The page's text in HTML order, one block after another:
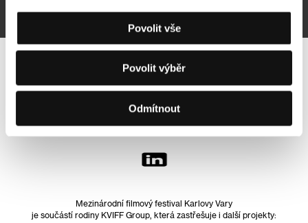
Povolit vše
Povolit výběr
Odmítnout
Sledujte nás na síti:
Mezinárodní filmový festival Karlovy Vary
je součástí rodiny KVIFF Group, která zastřešuje i další projekty: